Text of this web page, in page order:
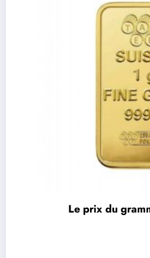
Le prix du